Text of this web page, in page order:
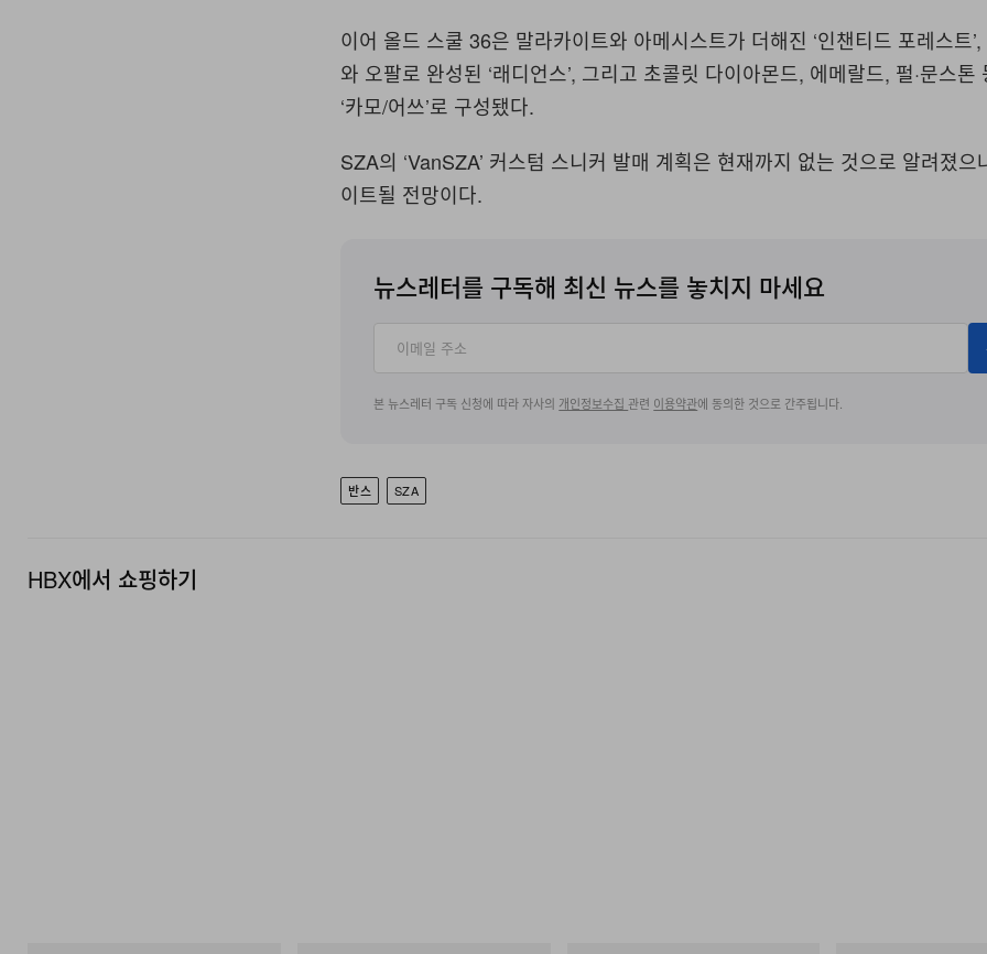
이어 올드 스쿨 36은 말라카이트와 아메시스트가 더해진 ‘인챈티드 포레스트’,
와 오팔로 완성된 ‘래디언스’, 그리고 초콜릿 다이아몬드, 에메랄드, 펄·문스톤
‘카모/어쓰’로 구성됐다.
SZA의 ‘VanSZA’ 커스텀 스니커 발매 계획은 현재까지 없는 것으로 알려졌으
이트될 전망이다.
뉴스레터를 구독해 최신 뉴스를 놓치지 마세요
본 뉴스레터 구독 신청에 따라 자사의 개인정보수집관련 이용약관에 동의한 것으로 간주됩니다.
반스 SZA
HBX에서 쇼핑하기